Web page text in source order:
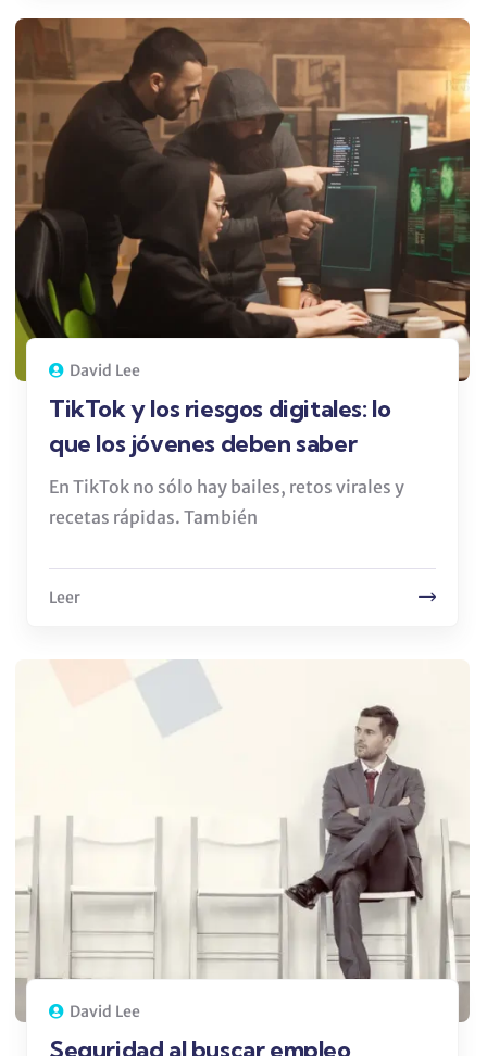
David Lee
TikTok y los riesgos digitales: lo
que los jóvenes deben saber
En TikTok no sólo hay bailes, retos virales y
recetas rápidas. También
Leer
David Lee
Seguridad al buscar empleo